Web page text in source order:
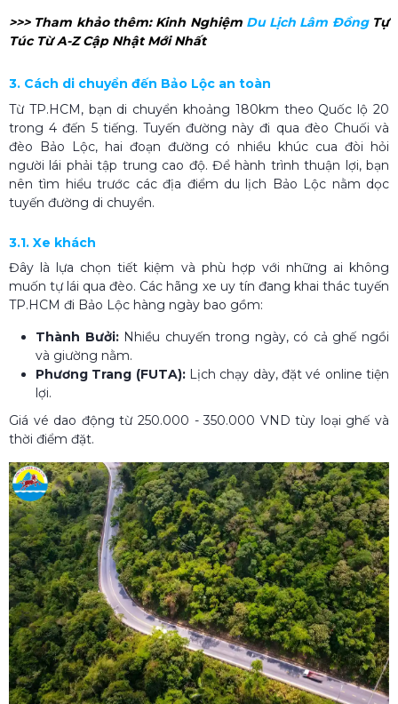
>>> Tham khảo thêm: Kinh Nghiệm Du Lịch Lâm Đồng​Tự
Túc Từ A-Z Cập Nhật Mới Nhất
3. Cách di chuyển đến Bảo Lộc an toàn
Từ TP.HCM, bạn di chuyển khoảng 180km theo Quốc lộ 20
trong 4 đến 5 tiếng. Tuyến đường này đi qua đèo Chuối và
đèo Bảo Lộc, hai đoạn đường có nhiều khúc cua đòi hỏi
người lái phải tập trung cao độ. Để hành trình thuận lợi, bạn
nên tìm hiểu trước các địa điểm du lịch Bảo Lộc nằm dọc
tuyến đường di chuyển.
3.1. Xe khách
Đây là lựa chọn tiết kiệm và phù hợp với những ai không
muốn tự lái qua đèo. Các hãng xe uy tín đang khai thác tuyến
TP.HCM đi Bảo Lộc hàng ngày bao gồm:
Thành Bưởi: Nhiều chuyến trong ngày, có cả ghế ngồi
và giường nằm.
Phương Trang (FUTA): Lịch chạy dày, đặt vé online tiện
lợi.
Giá vé dao động từ 250.000 - 350.000 VND tùy loại ghế và
thời điểm đặt.